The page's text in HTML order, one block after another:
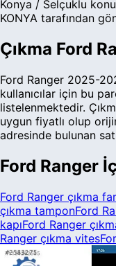
Konya / Selçuklu
KONYA tarafından
Çıkma Ford
Ford Ranger 2025-
kullanıcılar için bu
listelenmektedir.
uygun fiyatlı olup
adresinde bulunan
Ford Ranger
Ford Ranger çıkma far
çıkma tamponFord
kapıFord Ranger
Ranger çıkma vites